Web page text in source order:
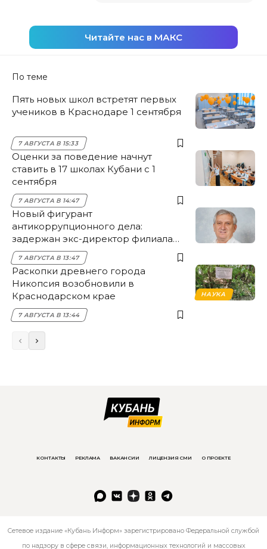
Читайте нас в МАКС
По теме
Пять новых школ встретят первых
учеников в Краснодаре 1 сентября
7 АВГУСТА В 15:33
Оценки за поведение начнут
ставить в 17 школах Кубани с 1
сентября
7 АВГУСТА В 14:47
Новый фигурант
антикоррупционного дела:
задержан экс-директор филиала
НЭСК Крымска
7 АВГУСТА В 13:47
НАУКА
Раскопки древнего города
Никопсия возобновили в
Краснодарском крае
7 АВГУСТА В 13:44
КОНТАКТЫ РЕКЛАМА ВАКАНСИИ ЛИЦЕНЗИЯ СМИ О ПРОЕКТЕ
Сетевое издание «Кубань Информ» зарегистрировано Федеральной службой
по надзору в сфере связи, информационных технологий и массовых